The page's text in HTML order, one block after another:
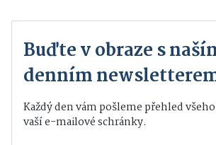
Buďte v obraze s
denním
Každý den vám pošleme přehled
vaší e-mailové schránky.